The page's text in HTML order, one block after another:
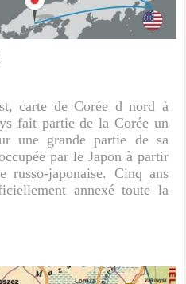
carte de Corée d nord à
fait partie de la Corée un
une grande partie de sa
par le Japon à partir
russo-japonaise. Cinq ans
annexé toute la